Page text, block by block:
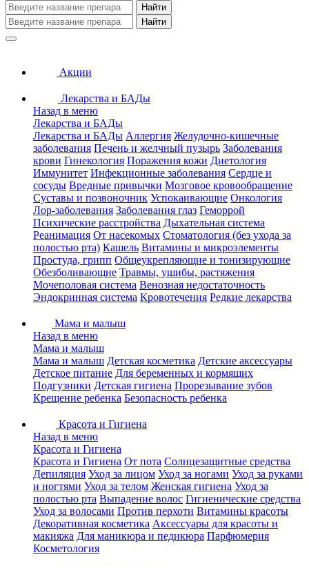
Найти
Найти
Акции
Лекарства и БАДы
Назад в меню
Лекарства и БАДы
Лекарства и БАДы Аллергия Желудочно-кишечные
заболевания Печень и желчный пузырь Заболевания
крови Гинекология Поражения кожи Диетология
Иммунитет Инфекционные заболевания Сердце и
сосуды Вредные привычки Мозговое кровообращение
Суставы и позвоночник Успокаивающие Онкология
Лор-заболевания Заболевания глаз Геморрой
Психические расстройства Дыхательная система
Реанимация От насекомых Стоматология (без ухода за
полостью рта) Кашель Витамины и микроэлементы
Простуда, грипп Общеукрепляющие и тонизирующие
Обезболивающие Травмы, ушибы, растяжения
Мочеполовая система Венозная недостаточность
Эндокринная система Кровотечения Редкие лекарства
Мама и малыш
Назад в меню
Мама и малыш
Мама и малыш Детская косметика Детские аксессуары
Детское питание Для беременных и кормящих
Подгузники Детская гигиена Прорезывание зубов
Крещение ребенка Безопасность ребенка
Красота и Гигиена
Назад в меню
Красота и Гигиена
Красота и Гигиена От пота Солнцезащитные средства
Депиляция Уход за лицом Уход за ногами Уход за руками
и ногтями Уход за телом Женская гигиена Уход за
полостью рта Выпадение волос Гигиенические средства
Уход за волосами Против перхоти Витамины красоты
Декоративная косметика Аксессуары для красоты и
макияжа Для маникюра и педикюра Парфюмерия
Косметология